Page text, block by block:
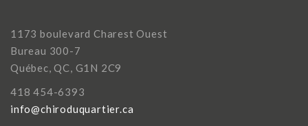
1173 boulevard Charest Ouest
Bureau 300-7
Québec, QC, G1N 2C9
418 454-6393
info@chiroduquartier.ca